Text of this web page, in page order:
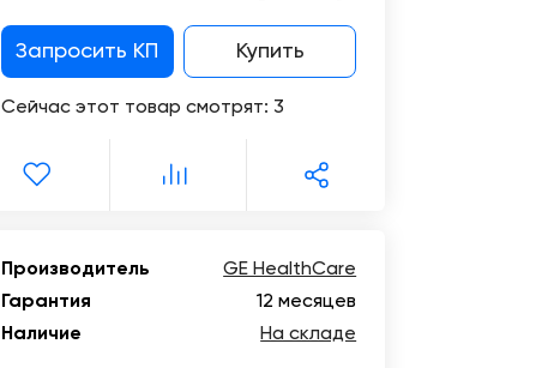
Отзывы
УЗИ
Цифровизация
медицинского
Trade-
Запросить КП Купить
Сейчас этот товар смотрят: 3
Производитель
GE HealthCare
Гарантия
12 месяцев
Наличие
На складе